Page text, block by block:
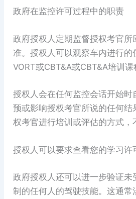
政府在监控许可过程中的职责
政府授权人定期监督授权考官所
准。授权人可以观察车内进行的
VORT或CBT&A或CBT&A培训课
授权人会在任何监控会话开始时
预或影响授权考官所说的任何结
权考官进行培训或评估的方式，
授权人可以要求查看您的学习许
政府授权人还可以进一步验证未
制的任何人的驾驶技能。这通常